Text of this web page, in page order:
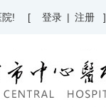
! [ 登录 | 注册 ]